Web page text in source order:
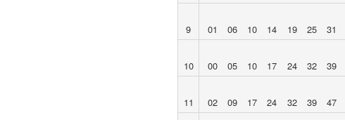
9 01 06 10 14 19 25 31
10 00 05 10 17 24 32 39
11 02 09 17 24 32 39 47